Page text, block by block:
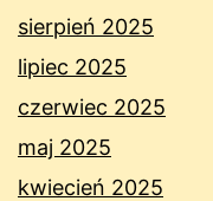
sierpień 2025
lipiec 2025
czerwiec 2025
maj 2025
kwiecień 2025